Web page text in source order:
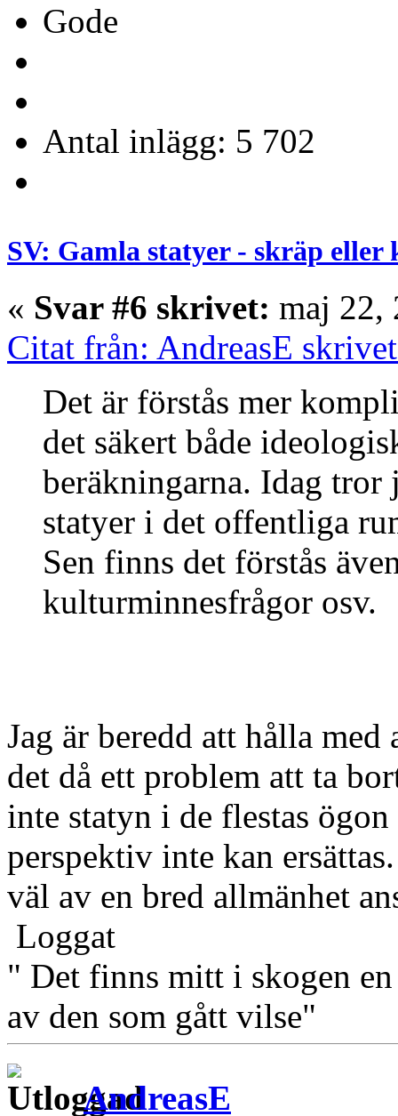
Gode
Antal inlägg: 5 702
SV: Gamla statyer - skräp
« Svar #6 skrivet: maj 22,
Citat från: AndreasE
Det är förstås mer
det säkert både
beräkningarna. Idag tror
statyer i det offentliga
Sen finns det förstås
kulturminnesfrågor osv.
Jag är beredd att hålla
det då ett problem att ta
inte statyn i de flestas
perspektiv inte kan
väl av en bred allmänhet
Loggat
" Det finns mitt i skogen
av den som gått vilse"
AndreasE